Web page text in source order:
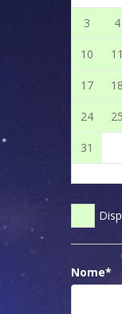
3 4
10 11
17 18
24 25
31
Nome*